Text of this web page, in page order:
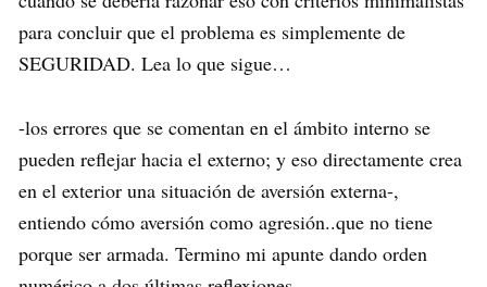
para concluir que el problema es simplemente de
SEGURIDAD. Lea lo que sigue…
-los errores que se comentan en el ámbito interno se
pueden reflejar hacia el externo; y eso directamente crea
en el exterior una situación de aversión externa-,
entiendo cómo aversión como agresión..que no tiene
porque ser armada. Termino mi apunte dando orden